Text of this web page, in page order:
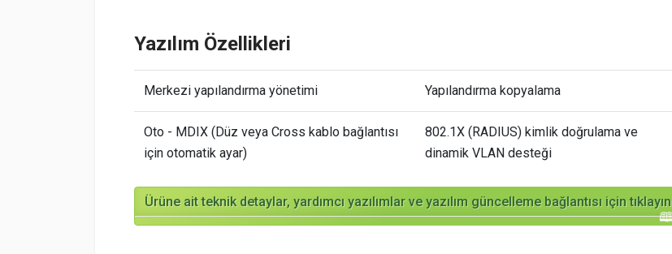
Yazılım Özellikleri
Merkezi yapılandırma yönetimi Yapılandırma kopyalama
Oto - MDIX (Düz veya Cross kablo bağlantısı
için otomatik ayar)
802.1X (RADIUS) kimlik doğrulama ve
dinamik VLAN desteği
Ürüne ait teknik detaylar, yardımcı yazılımlar ve yazılım güncelleme bağlantısı için tıklayın